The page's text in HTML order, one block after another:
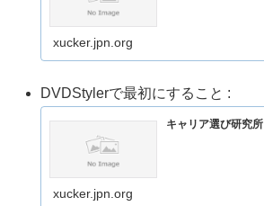
xucker.jpn.org
DVDStylerで最初にすること :
キャリア選び研究所
xucker.jpn.org